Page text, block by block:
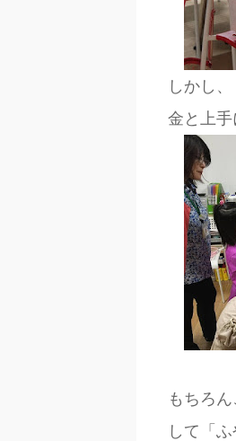
しかし
金と上手
もちろ
して「